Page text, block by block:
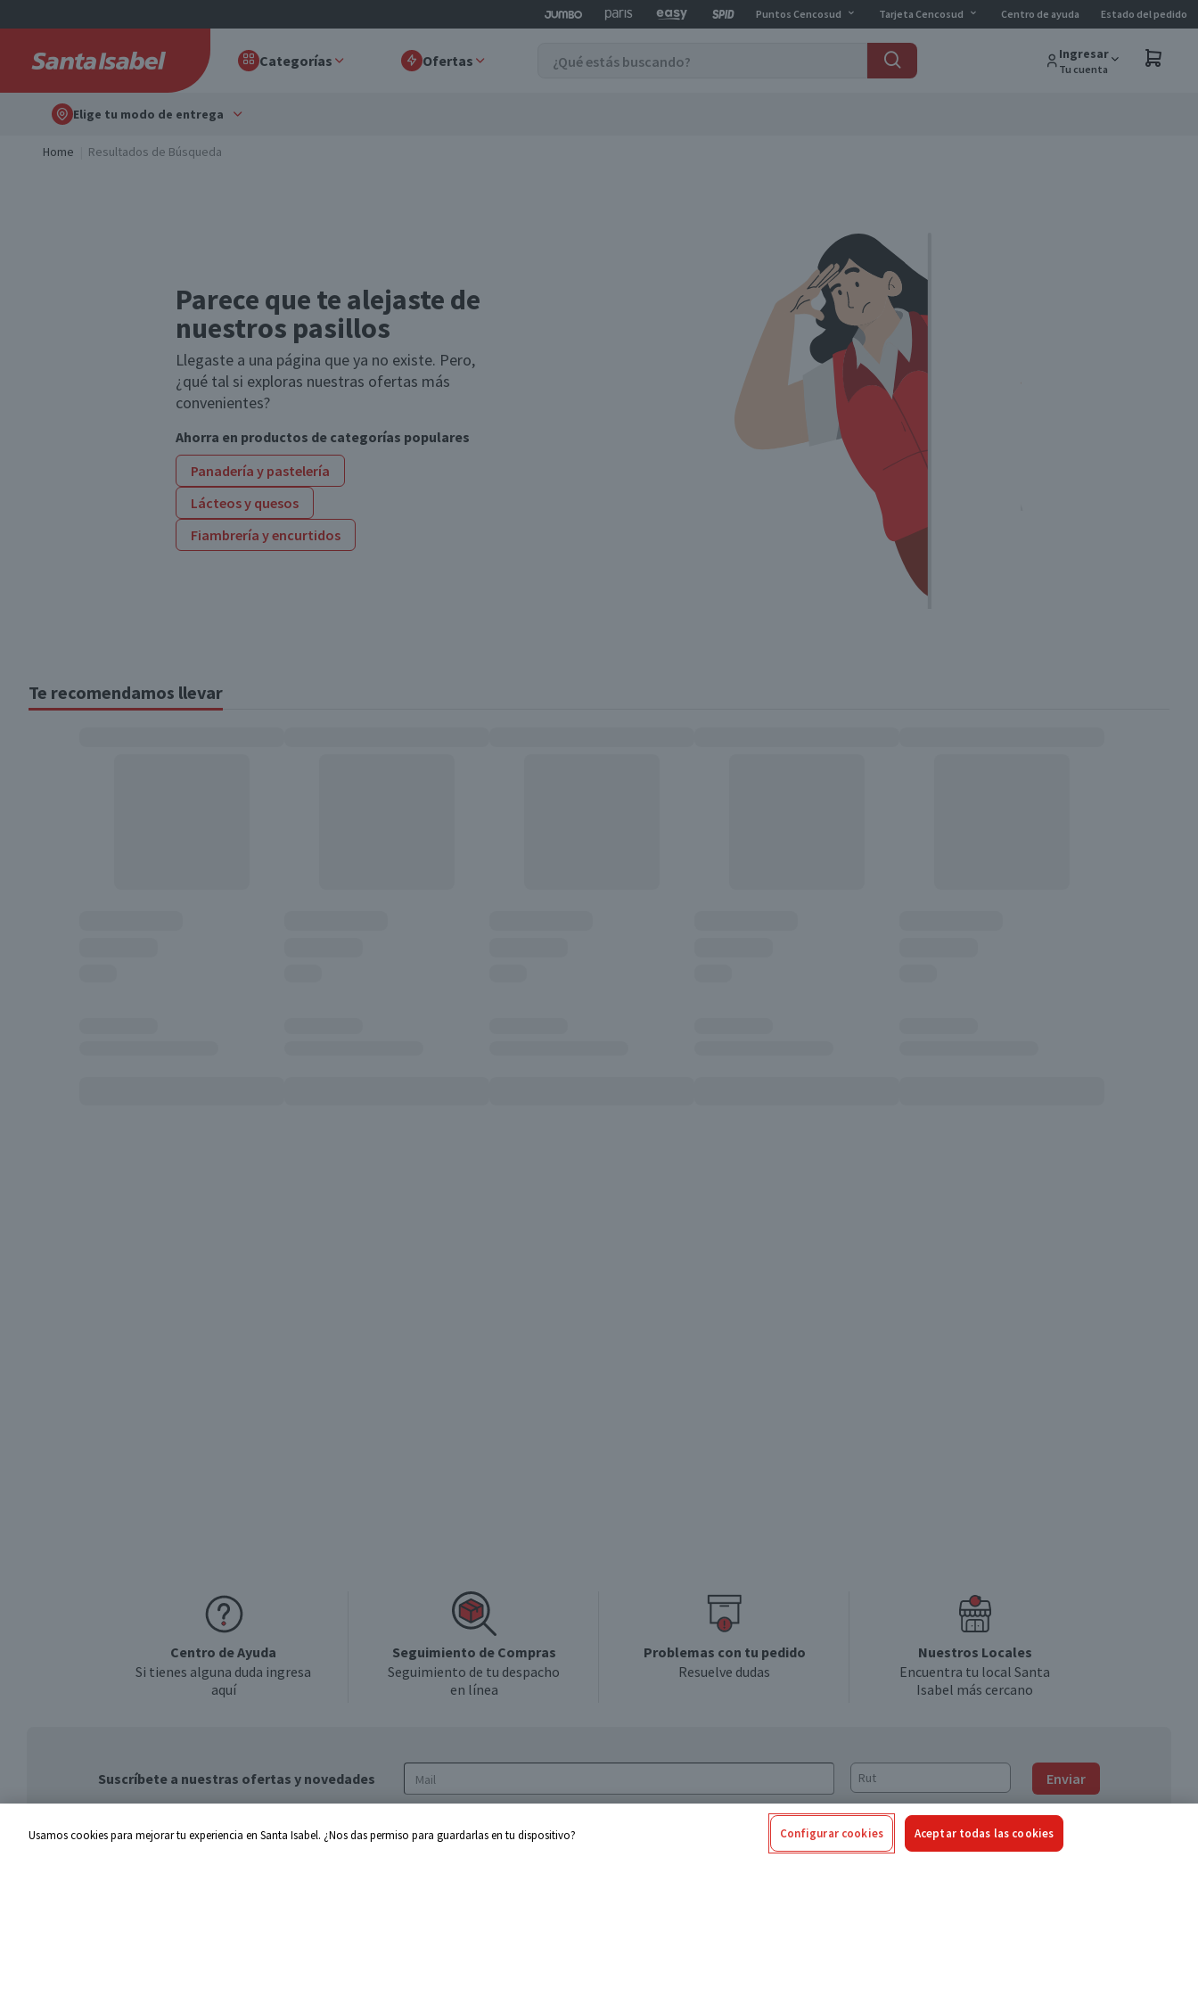
Puntos Cencosud Tarjeta Cencosud Centro de ayuda Estado del pedido
Categorías Ofertas Ingresar
Tu cuenta
Elige tu modo de entrega
Home Resultados de Búsqueda
Parece que te alejaste de
nuestros pasillos
Llegaste a una página que ya no existe. Pero,
¿qué tal si exploras nuestras ofertas más
convenientes?
Ahorra en productos de categorías populares
Panadería y pastelería
Lácteos y quesos
Fiambrería y encurtidos
Te recomendamos llevar
Centro de Ayuda
Si tienes alguna duda ingresa
aquí
Seguimiento de Compras
Seguimiento de tu despacho
en línea
Problemas con tu pedido
Resuelve dudas
Nuestros Locales
Encuentra tu local Santa
Isabel más cercano
Suscríbete a nuestras ofertas y novedades Enviar
de privacidad y de tratamiento de datos
Usamos cookies para mejorar tu experiencia en Santa Isabel. ¿Nos das permiso para guardarlas en tu dispositivo? Configurar cookies Aceptar todas las cookies